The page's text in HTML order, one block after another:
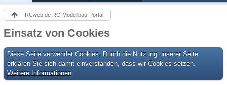
RCweb.de RC-Modellbau-Portal
Einsatz von Cookies
Diese Seite verwendet Cookies. Durch die Nutzung unserer Seite
erklären Sie sich damit einverstanden, dass wir Cookies setzen.
Weitere Informationen